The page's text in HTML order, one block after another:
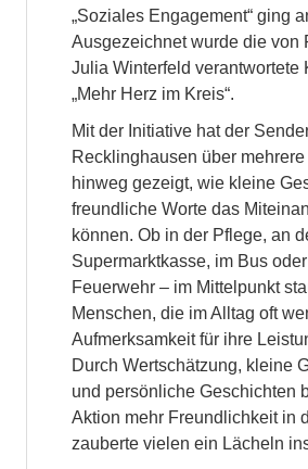
„Soziales Engagement“ ging
Ausgezeichnet wurde die von
Julia Winterfeld verantwortete
„Mehr Herz im Kreis“.
Mit der Initiative hat der
Recklinghausen über
hinweg gezeigt, wie kleine
freundliche Worte das
können. Ob in der Pflege, an
Supermarktkasse, im Bus
Feuerwehr – im Mittelpunkt
Menschen, die im Alltag oft
Aufmerksamkeit für ihre
Durch Wertschätzung, kleine
und persönliche Geschichten
Aktion mehr Freundlichkeit in
zauberte vielen ein Lächeln